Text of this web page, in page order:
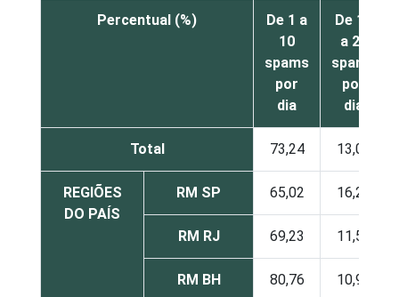
Percentual (%)
De 1 a
10
spams
por
dia
De 11
a 20
spams
por
dia
Total 73,24 13,03
REGIÕES
DO PAÍS
RM SP 65,02 16,25
RM RJ 69,23 11,54
RM BH 80,76 10,99